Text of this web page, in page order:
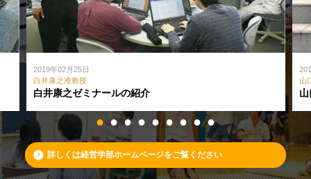
2019年02月25日
白井康之准教授
白井康之ゼミナールの紹介
山
詳しくは経営学部ホームページをご覧ください